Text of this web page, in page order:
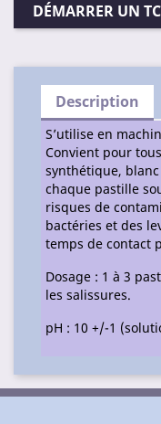
DÉMARRER UN
Description
S’utilise en
Convient pour
synthétique,
chaque pastille
risques de
bactéries et des
temps de contact
Dosage : 1 à 3
les salissures.
pH : 10 +/-1